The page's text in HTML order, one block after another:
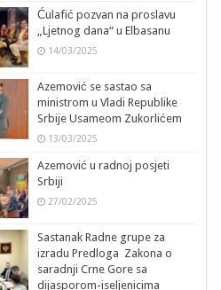
Ćulafić pozvan na proslavu
„Ljetnog dana“ u Elbasanu
14/03/2025
Azemović se sastao sa
ministrom u Vladi Republike
Srbije Usameom Zukorlićem
13/03/2025
Azemović u radnoj posjeti
Srbiji
27/02/2025
Sastanak Radne grupe za
izradu Predloga Zakona o
saradnji Crne Gore sa
dijasporom-iseljenicima